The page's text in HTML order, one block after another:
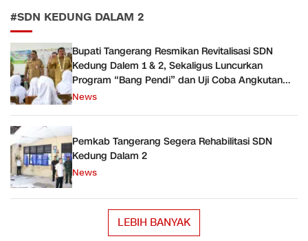
#SDN KEDUNG DALAM 2
Bupati Tangerang Resmikan Revitalisasi SDN
Kedung Dalem 1 & 2, Sekaligus Luncurkan
Program “Bang Pendi” dan Uji Coba Angkutan
Sekolah Gratis
News
Pemkab Tangerang Segera Rehabilitasi SDN
Kedung Dalam 2
News
LEBIH BANYAK